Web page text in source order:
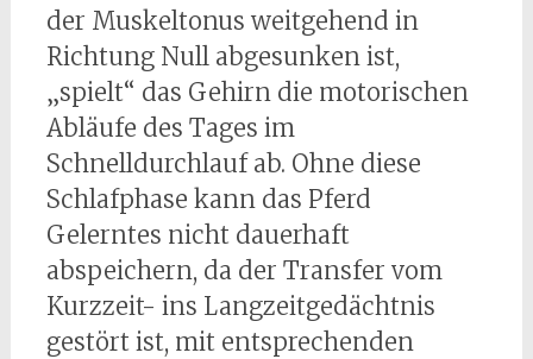
der Muskeltonus weitgehend in
Richtung Null abgesunken ist,
„spielt“ das Gehirn die motorischen
Abläufe des Tages im
Schnelldurchlauf ab. Ohne diese
Schlafphase kann das Pferd
Gelerntes nicht dauerhaft
abspeichern, da der Transfer vom
Kurzzeit- ins Langzeitgedächtnis
gestört ist, mit entsprechenden